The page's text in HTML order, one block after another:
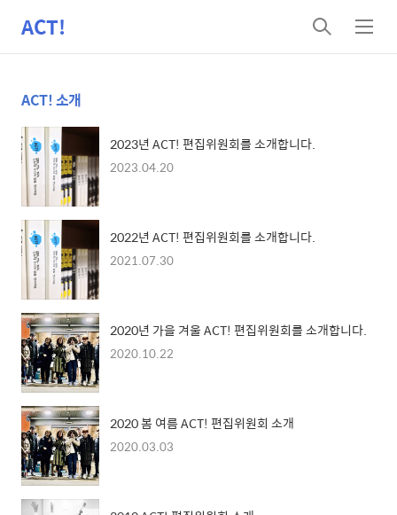
ACT!
검
색
메
뉴
ACT! 소개
2023년 ACT! 편집위원회를 소개합니다.
2023.04.20
2022년 ACT! 편집위원회를 소개합니다.
2021.07.30
2020년 가을 겨울 ACT! 편집위원회를 소개합니다.
2020.10.22
2020 봄 여름 ACT! 편집위원회 소개
2020.03.03